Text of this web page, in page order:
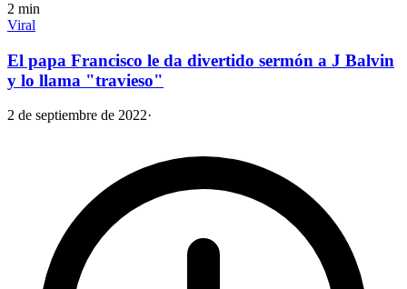
2 min
Viral
El papa Francisco le da divertido sermón a J Balvin
y lo llama "travieso"
2 de septiembre de 2022·